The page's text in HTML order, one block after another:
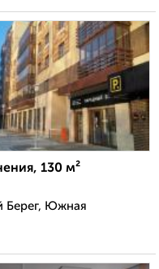
130 м²
Берег, Южная